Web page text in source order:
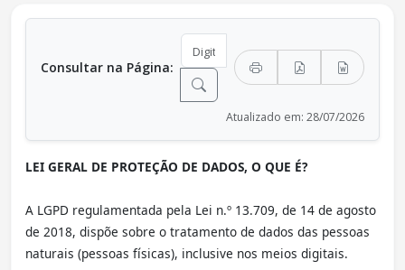
Consultar na Página:
Atualizado em: 28/07/2026
LEI GERAL DE PROTEÇÃO DE DADOS, O QUE É?
A LGPD regulamentada pela Lei n.º 13.709, de 14 de agosto
de 2018, dispõe sobre o tratamento de dados das pessoas
naturais (pessoas físicas), inclusive nos meios digitais.